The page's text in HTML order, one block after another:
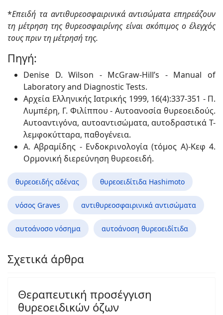
*Επειδή τα αντιθυρεοσφαιρινικά αντισώματα επηρεάζουν
τη μέτρηση της θυρεοσφαιρίνης είναι σκόπιμος ο έλεγχός
τους πριν τη μέτρησή της.
Πηγή:
Denise D. Wilson - McGraw-Hill’s - Manual of
Laboratory and Diagnostic Tests.
Αρχεία Ελληνικής Ιατρικής 1999, 16(4):337-351 - Π.
Λυμπέρη, Γ. Φιλίππου - Αυτοανοσία θυρεοειδούς.
Αυτοαντιγόνα, αυτοαντισώματα, αυτοδραστικά Τ-
λεμφοκύτταρα, παθογένεια.
Α. Αβραμίδης - Ενδοκρινολογία (τόμος Α)-Κεφ 4.
Ορμονική διερεύνηση θυρεοειδή.
θυρεοειδής αδένας θυρεοειδίτιδα Hashimoto
νόσος Graves αντιθυρεοσφαιρινικά αντισώματα
αυτοάνοσο νόσημα αυτοάνοση θυρεοειδίτιδα
Σχετικά άρθρα
Θεραπευτική προσέγγιση
θυρεοειδικών όζων